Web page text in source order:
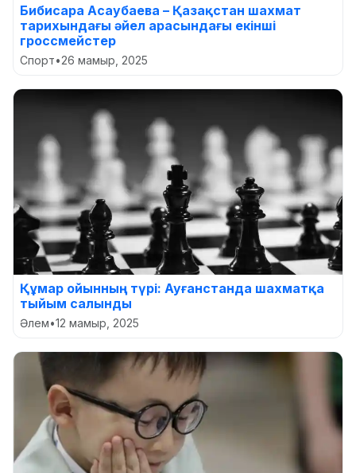
Бибисара Асаубаева – Қазақстан шахмат
тарихындағы әйел арасындағы екінші
гроссмейстер
Спорт•26 мамыр, 2025
Құмар ойынның түрі: Ауғанстанда шахматқа
тыйым салынды
Әлем•12 мамыр, 2025